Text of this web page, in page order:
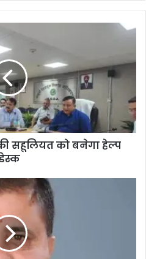
te
सहूलियत को बनेगा हेल्प